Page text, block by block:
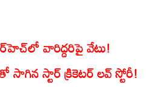
వారిద్దరిపై వేటు!
సాగిన స్టార్ క్రికెటర్ లవ్ స్టోరీ!